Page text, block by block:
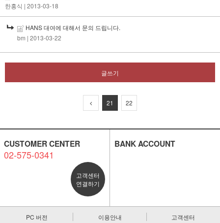
한홍식 | 2013-03-18
HANS 대여에 대해서 문의 드립니다.
bm | 2013-03-22
글쓰기
21 22
CUSTOMER CENTER
02-575-0341
고객센터
연결하기
BANK ACCOUNT
PC 버전 이용안내 고객센터